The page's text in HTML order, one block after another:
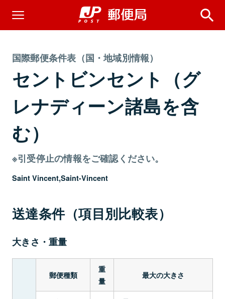
国際郵便条件表（国・地域別情報）
セントビンセント（グ
レナディーン諸島を含
む）
※引受停止の情報をご確認ください。
Saint Vincent,Saint-Vincent
送達条件（項目別比較表）
大きさ・重量
郵便種類
重
量
最大の大きさ